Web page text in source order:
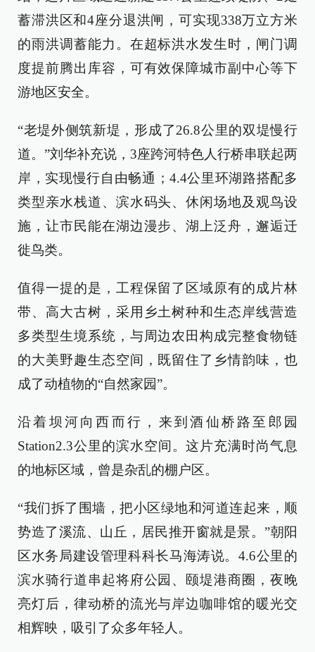
蓄滞洪区和4座分退洪闸，可实现338万立方米
的雨洪调蓄能力。在超标洪水发生时，闸门调
度提前腾出库容，可有效保障城市副中心等下
游地区安全。
“老堤外侧筑新堤，形成了26.8公里的双堤慢行
道。”刘华补充说，3座跨河特色人行桥串联起两
岸，实现慢行自由畅通；4.4公里环湖路搭配多
类型亲水栈道、滨水码头、休闲场地及观鸟设
施，让市民能在湖边漫步、湖上泛舟，邂逅迁
徙鸟类。
值得一提的是，工程保留了区域原有的成片林
带、高大古树，采用乡土树种和生态岸线营造
多类型生境系统，与周边农田构成完整食物链
的大美野趣生态空间，既留住了乡情韵味，也
成了动植物的“自然家园”。
沿着坝河向西而行，来到酒仙桥路至郎园
Station2.3公里的滨水空间。这片充满时尚气息
的地标区域，曾是杂乱的棚户区。
“我们拆了围墙，把小区绿地和河道连起来，顺
势造了溪流、山丘，居民推开窗就是景。”朝阳
区水务局建设管理科科长马海涛说。4.6公里的
滨水骑行道串起将府公园、颐堤港商圈，夜晚
亮灯后，律动桥的流光与岸边咖啡馆的暖光交
相辉映，吸引了众多年轻人。